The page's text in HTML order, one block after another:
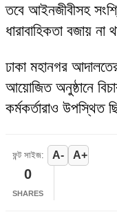
তবে আইনজীবীসহ
ধারাবাহিকতা বজায়
ঢাকা মহানগর
আয়োজিত অনুষ্ঠানে
কর্মকর্তারাও উপস্থিত
ফন্ট সাইজ: A- A+
0
SHARES